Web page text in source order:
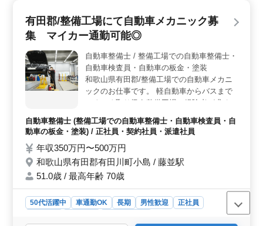
有田郡/整備工場にて自動車メカニック募
集 マイカー通勤可能◎
自動車整備士 / 整備工場での自動車整備士・
自動車検査員・自動車の板金・塗装
和歌山県有田郡/整備工場での自動車メカニ
ックのお仕事です。 軽自動車からバスまで
いろいろ取り扱う整備工場で経験者が求めら
れています！ 経験豊富なベテランさんを募
集中◎ ◯店舗形態；整備工場 ◯仕事内容：
自動車整備 ◯工場種類：認証 ◯取扱車
種：・軽自動車、普通車 ・トラック(大型・
中型・小型) ・バス・フォークリフト 【特
徴】 ・資格手当あり ・マイカー通勤可能 ＊
験を活かしてアットホームな職場で働きませ
んか？ 皆様のご応募をお待ちしております
自動車整備士 (整備工場での自動車整備士・自動車検査員・自
動車の板金・塗装) / 正社員・契約社員・派遣社員
年収350万円〜500万円
和歌山県有田郡有田川町小島 / 藤並駅
51.0歳 / 最高年齢 70歳
50代活躍中 車通勤OK 長期 男性歓迎
正社員